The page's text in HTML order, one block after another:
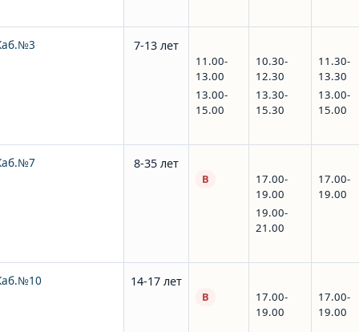
7-13 лет
11.00-
13.00
13.00-
15.00
10.30-
12.30
13.30-
15.30
11.30-
13.30
13.00-
15.00
8-35 лет
В
17.00-
19.00
19.00-
21.00
17.00-
19.00
14-17 лет
В
17.00-
19.00
17.00-
19.00